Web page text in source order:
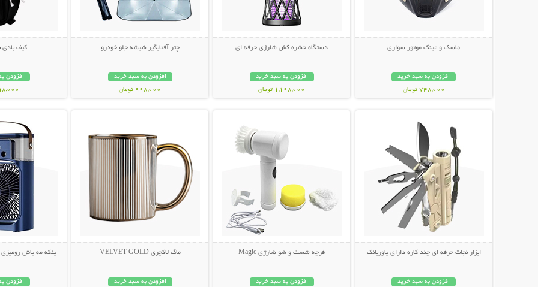
ماسک و عینک موتور سواری
افزودن به سبد خرید
748,000 تومان
دستگاه حشره کش شارژی حرفه ای
افزودن به سبد خرید
1,198,000 تومان
چتر آفتابگیر شیشه جلو خودرو
افزودن به سبد خرید
998,000 تومان
کیف
افزودن
498,000
ابزار نجات حرفه ای چند کاره دارای پاوربانک
افزودن به سبد خرید
فرچه شست و شو شارژی Magic
افزودن به سبد خرید
ماگ لاکچری VELVET GOLD
افزودن به سبد خرید
پنکه مه پاش رومیزی AIR COOLER FAN
افزودن